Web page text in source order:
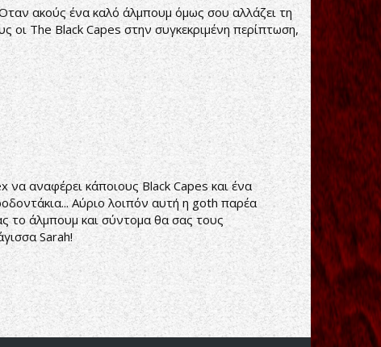
ακούς ένα καλό άλμπουμ όμως σου αλλάζει τη
οι The Black Capes στην συγκεκριμένη περίπτωση,
αναφέρει κάποιους Black Capes και ένα
Αύριο λοιπόν αυτή η goth παρέα
το άλμπουμ και σύντομα θα σας τους
Sarah!